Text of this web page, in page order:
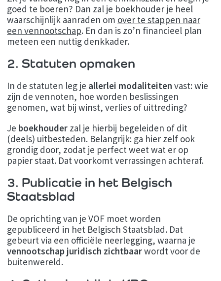
goed te boeren? Dan zal je boekhouder je heel
waarschijnlijk aanraden om over te stappen naar
een vennootschap. En dan is zo’n financieel plan
meteen een nuttig denkkader.
2. Statuten opmaken
In de statuten leg je allerlei modaliteiten vast: wie
zijn de vennoten, hoe worden beslissingen
genomen, wat bij winst, verlies of uittreding?
Je boekhouder zal je hierbij begeleiden of dit
(deels) uitbesteden. Belangrijk: ga hier zelf ook
grondig door, zodat je perfect weet wat er op
papier staat. Dat voorkomt verrassingen achteraf.
3. Publicatie in het Belgisch
Staatsblad
De oprichting van je VOF moet worden
gepubliceerd in het Belgisch Staatsblad. Dat
gebeurt via een officiële neerlegging, waarna je
vennootschap juridisch zichtbaarwordt voor de
buitenwereld.